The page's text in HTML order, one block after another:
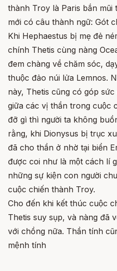
thành Troy là Paris bắn mũi
mới có câu thành ngữ: Gót
Khi Hephaestus bị mẹ đẻ
chính Thetis cùng nàng
đem chàng về chăm sóc,
thuộc đảo núi lửa Lemnos.
này, Thetis cũng có góp
giữa các vị thần trong cuộc
đỡ gì thì người ta không
rằng, khi Dionysus bị trục
đã cho thần ở nhờ tại biển
được coi như là một cách lí
những sự kiện con người
cuộc chiến thành Troy.
Cho đến khi kết thúc cuộc
Thetis suy sụp, và nàng đã
với chồng nữa. Thần tính
mệnh tính